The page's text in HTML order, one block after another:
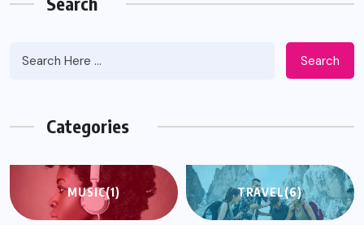
Search
Categories
MUSIC(1) TRAVEL(6)